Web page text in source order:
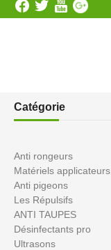
Catégorie
Anti rongeurs
Matériels applicateurs
Anti pigeons
Les Répulsifs
ANTI TAUPES
Désinfectants pro
Ultrasons